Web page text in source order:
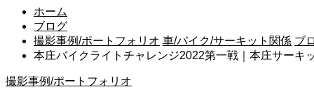
ホーム
ブログ
撮影事例/ポートフォリオ 車/バイク/サーキット関係 ブ
本庄バイクライトチャレンジ2022第一戦｜本庄サーキ
撮影事例/ポートフォリオ